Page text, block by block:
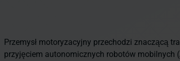
Przemysł motoryzacyjny przechodzi znaczącą
przyjęciem autonomicznych robotów mobilnych